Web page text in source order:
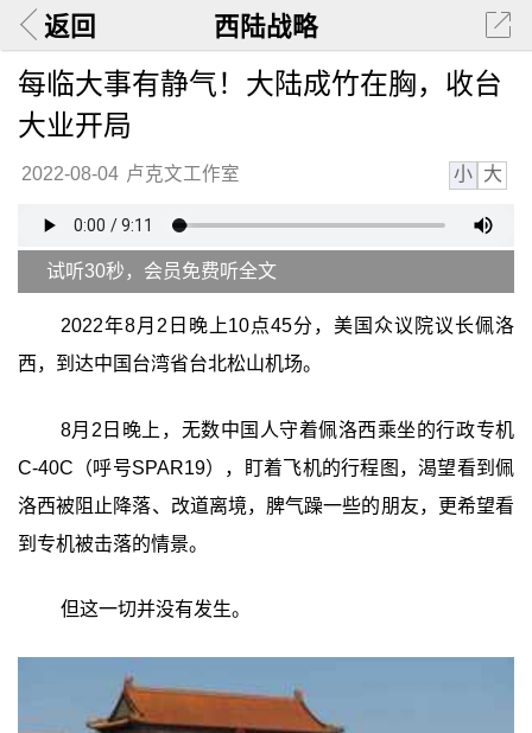
返回 西陆战略
每临大事有静气！大陆成竹在胸，收台
大业开局
2022-08-04 卢克文工作室 小 大
试听30秒，会员免费听全文
2022年8月2日晚上10点45分，美国众议院议长佩洛
西，到达中国台湾省台北松山机场。
8月2日晚上，无数中国人守着佩洛西乘坐的行政专机
C-40C（呼号SPAR19），盯着飞机的行程图，渴望看到佩
洛西被阻止降落、改道离境，脾气躁一些的朋友，更希望看
到专机被击落的情景。
但这一切并没有发生。